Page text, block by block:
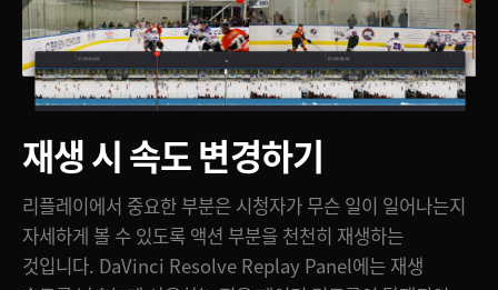
재생 시 속도 변경하기
리플레이에서 중요한 부분은 시청자가 무슨 일이 일어나는지
자세하게 볼 수 있도록 액션 부분을 천천히 재생하는
것입니다. DaVinci Resolve Replay Panel에는 재생